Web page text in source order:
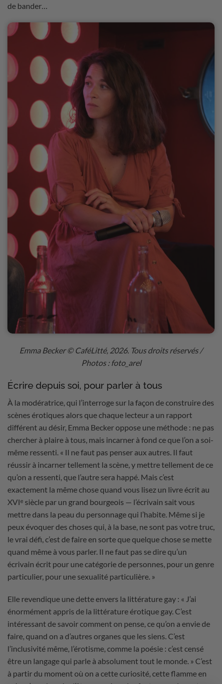
de bander…
Emma Becker © CaféLitté, 2026. Tous droits réservés /
Photos : foto_arel
Écrire depuis soi, pour parler à tous
À la modératrice, qui l’interroge sur la façon de construire des
scènes érotiques alors que chaque lecteur a un rapport
différent au désir, Emma Becker oppose une méthode : ne pas
chercher à plaire à tous, mais incarner à fond ce que l’on a soi-
même ressenti. « Il ne faut pas penser aux autres. Il faut
réussir à incarner tellement la scène, y mettre tellement de ce
qu’on a ressenti, que l’autre sera happé. Mais c’est
exactement la même chose quand vous lisez un livre écrit au
XVIᵉ siècle par un grand bourgeois — l’écrivain sait vous
mettre dans la peau du personnage qui l’habite. Même si je
peux évoquer des choses qui, à la base, ne sont pas votre truc,
le vrai défi, c’est de faire en sorte que quelque chose se mette
quand même à vous parler. Il ne faut pas se dire qu’un
écrivain écrit pour une catégorie de personnes, pour un genre
particulier, pour une sexualité particulière. »
Elle revendique une dette envers la littérature gay : « J’ai
énormément appris de la littérature érotique gay. C’est
intéressant de savoir comment on pense, ce qu’on a envie de
faire, quand on a d’autres organes que les siens. C’est
l’inclusivité même, l’érotisme, comme la poésie : c’est censé
être un langage qui parle à absolument tout le monde. » C’est
à partir du moment où on a cette curiosité, cette flamme en